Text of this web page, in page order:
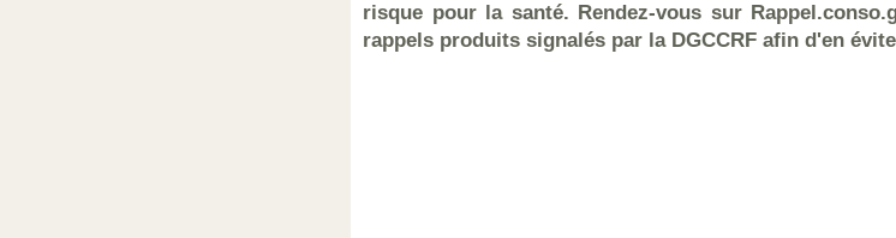
risque pour la santé. Rendez-vous sur
rappels produits signalés par la DGCCRF afin d'en